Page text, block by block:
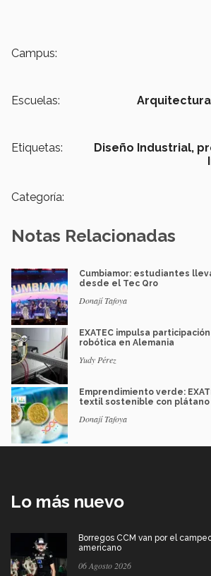
Campus:
Escuelas:
Etiquetas: Diseño Industrial,
Categoría:
Notas Relacionadas
Cumbiamor: estudiantes
desde el Tec Qro
Donají Tafoya
EXATEC impulsa
robótica en Alemania
Yudy Pérez
Emprendimiento verde:
textil sostenible con plátano
Donají Tafoya
Lo más nuevo
Borregos CCM van por el
americano
06 Agosto 2026